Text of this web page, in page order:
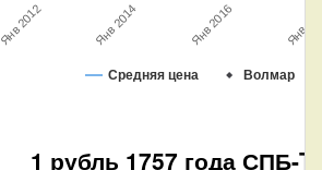
Средняя цена Волмар
Янв 2012 Янв 2014 Янв 2016 Янв
1 рубль 1757 года СПБ-